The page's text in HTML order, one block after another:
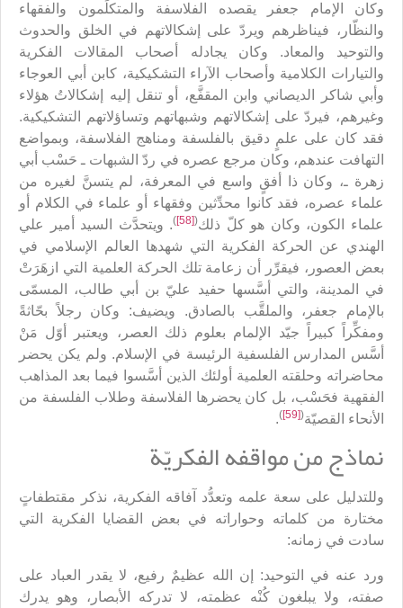
وكان الإمام جعفر يقصده الفلاسفة والمتكلِّمون والفقهاء
والنظّار، فيناظرهم ويردّ على إشكالاتهم في الخلق والحدوث
والتوحيد والمعاد. وكان يجادله أصحاب المقالات الفكرية
والتيارات الكلامية وأصحاب الآراء التشكيكية، كابن أبي العوجاء
وأبي شاكر الديصاني وابن المقفَّع، أو تنقل إليه إشكالاتُ هؤلاء
وغيرهم، فيردّ على إشكالاتهم وشبهاتهم وتساؤلاتهم التشكيكية.
فقد كان على علمٍ دقيق بالفلسفة ومناهج الفلاسفة، وبمواضع
التهافت عندهم، وكان مرجع عصره في ردّ الشبهات ـ حَسْب أبي
زهرة ـ، وكان ذا أفقٍ واسع في المعرفة، لم يتسنَّ لغيره من
علماء عصره، فقد كانوا محدِّثين وفقهاء أو علماء في الكلام أو
علماء الكون، وكان هو كلّ ذلك(
[58]
). ويتحدَّث السيد أمير علي
الهندي عن الحركة الفكرية التي شهدها العالم الإسلامي في
بعض العصور، فيقرِّر أن زعامة تلك الحركة العلمية التي ازهَرَتْ
في المدينة، والتي أسَّسها حفيد عليّ بن أبي طالب، المسمّى
بالإمام جعفر، والملقَّب بالصادق. ويضيف: وكان رجلاً بحّاثةً
ومفكِّراً كبيراً جيّد الإلمام بعلوم ذلك العصر، ويعتبر أوّل مَنْ
أسَّس المدارس الفلسفية الرئيسة في الإسلام. ولم يكن يحضر
محاضراته وحلقته العلمية أولئك الذين أسَّسوا فيما بعد المذاهب
الفقهية فحَسْب، بل كان يحضرها الفلاسفة وطلاب الفلسفة من
الأنحاء القصيّة(
[59]
)
.
نماذج من مواقفه الفكريّة
وللتدليل على سعة علمه وتعدُّد آفاقه الفكرية، نذكر مقتطفاتٍ
مختارة من كلماته وحواراته في بعض القضايا الفكرية التي
سادت في زمانه:
ورد عنه في التوحيد: إن الله عظيمٌ رفيع، لا يقدر العباد على
صفته، ولا يبلغون كُنْه عظمته، لا تدركه الأبصار، وهو يدرك